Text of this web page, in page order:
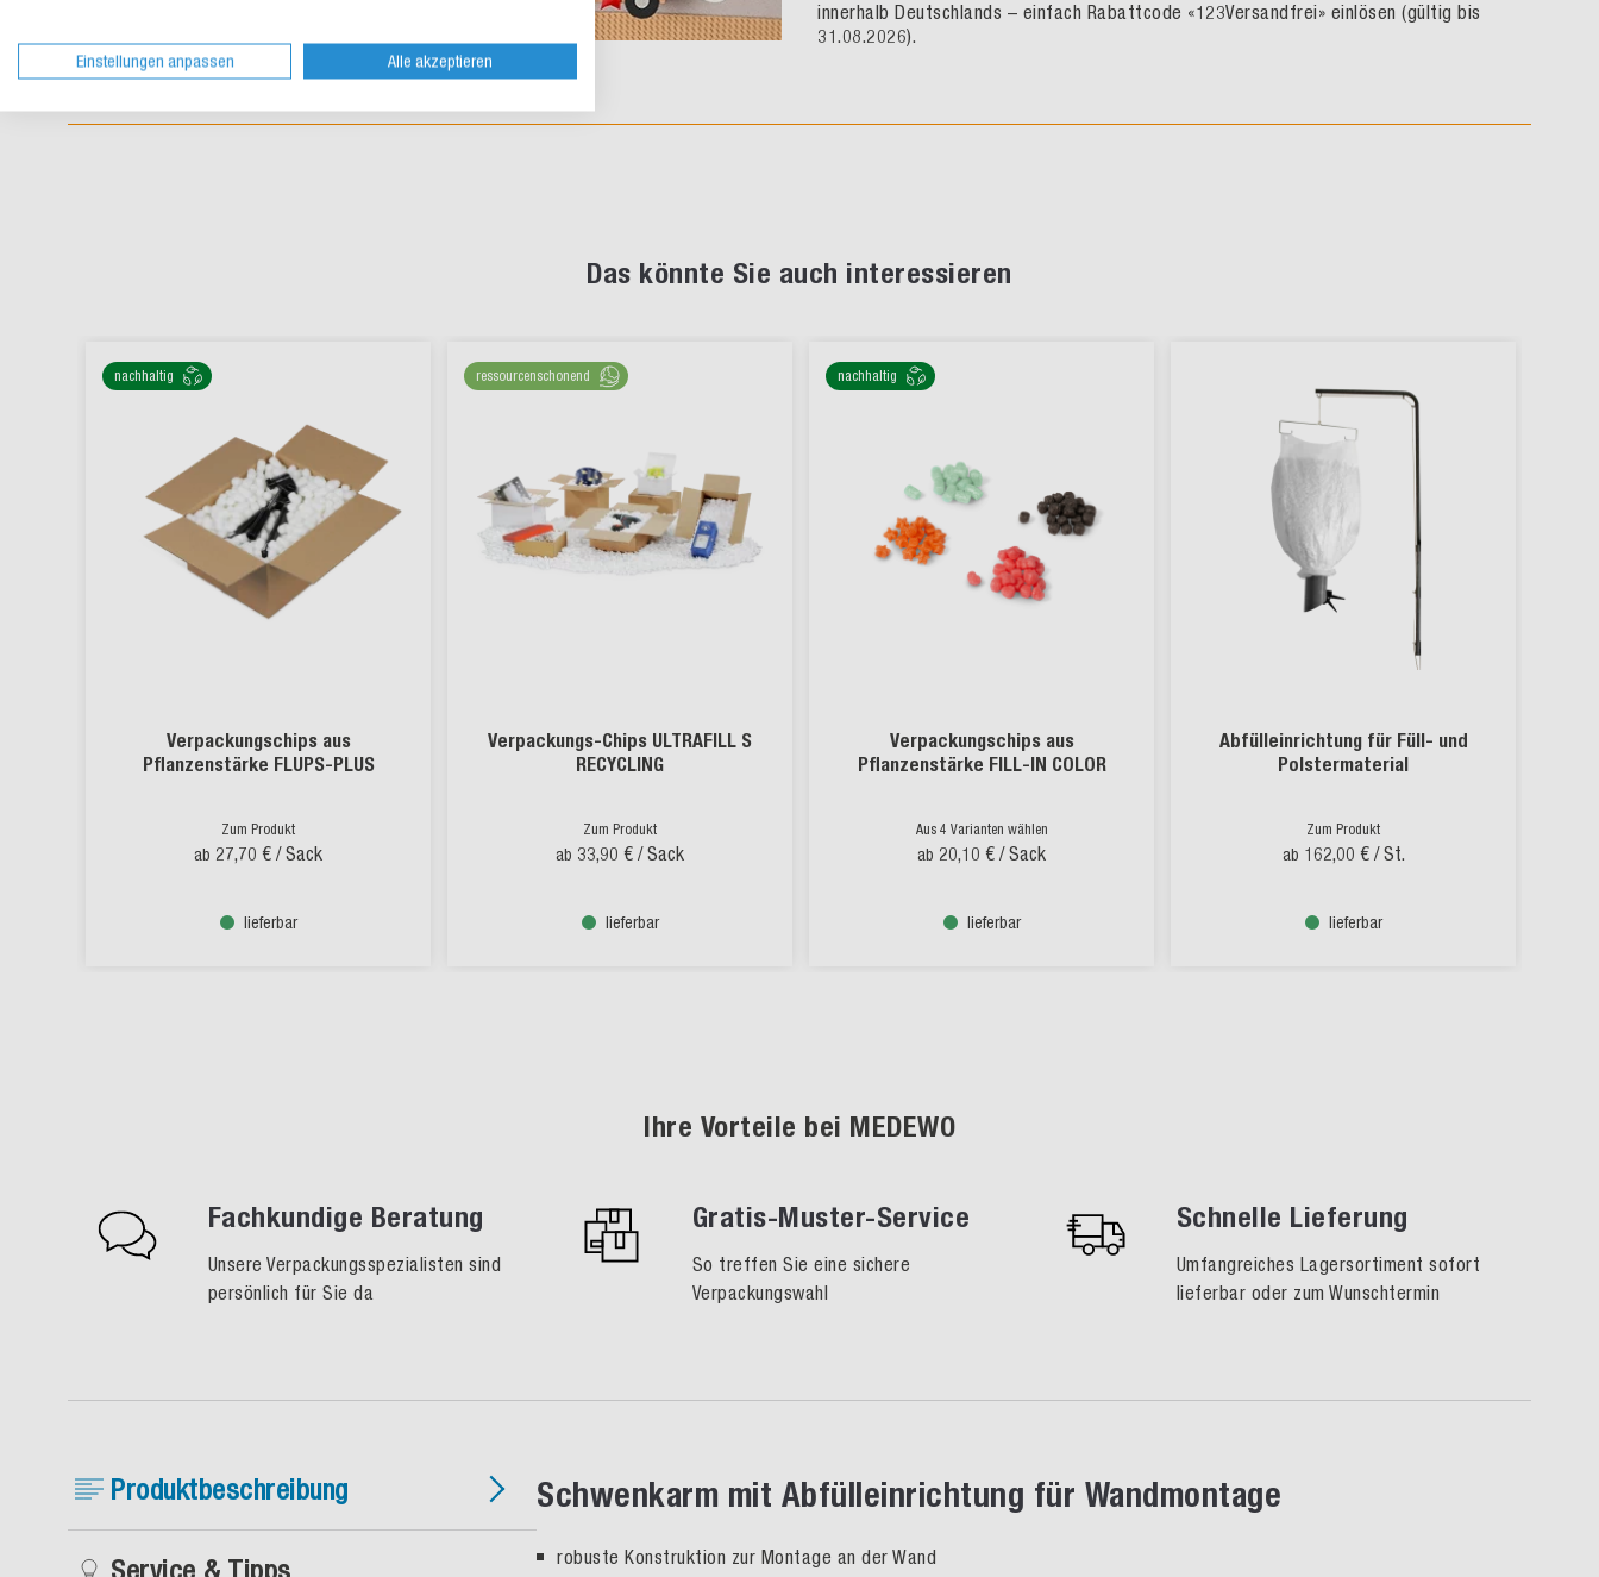
innerhalb Deutschlands – einfach Rabattcode «123Versandfrei» einlösen (gültig bis
31.08.2026).
Das könnte Sie auch interessieren
nachhaltig
Verpackungschips aus
Pflanzenstärke FLUPS-PLUS
Zum Produkt
ab 27,70 € / Sack
lieferbar
ressourcenschonend
Verpackungs-Chips ULTRAFILL S
RECYCLING
Zum Produkt
ab 33,90 € / Sack
lieferbar
nachhaltig
Verpackungschips aus
Pflanzenstärke FILL-IN COLOR
Aus 4 Varianten wählen
ab 20,10 € / Sack
lieferbar
Abfülleinrichtung für Füll- und
Polstermaterial
Zum Produkt
ab 162,00 € / St.
lieferbar
Ihre Vorteile bei MEDEWO
Fachkundige Beratung
Unsere Verpackungsspezialisten sind
persönlich für Sie da
Gratis-Muster-Service
So treffen Sie eine sichere
Verpackungswahl
Schnelle Lieferung
Umfangreiches Lagersortiment sofort
lieferbar oder zum Wunschtermin
Produktbeschreibung
Service & Tipps
Schwenkarm mit Abfülleinrichtung für Wandmontage
robuste Konstruktion zur Montage an der Wand
Einstellungen anpassen Alle akzeptieren